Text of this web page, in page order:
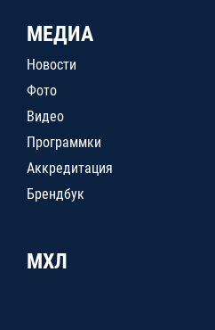
МЕДИА
Новости
Фото
Видео
Программки
Аккредитация
Брендбук
МХЛ